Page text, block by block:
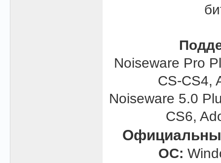
Noiseware Pro
CS-CS4,
Noiseware 5.0
CS6,
ОС: